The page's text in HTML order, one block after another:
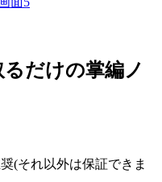
るだけの掌編ノ
れ以外は保証できま